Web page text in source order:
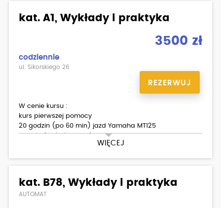
kat. A1, Wykłady i praktyka
3500 zł
codziennie
ul. Sikorskiego 26
REZERWUJ
WIĘCEJ
W cenie kursu :
kurs pierwszej pomocy
20 godzin (po 60 min) jazd Yamaha MT125
kat. B78, Wykłady i praktyka
AUTOMAT